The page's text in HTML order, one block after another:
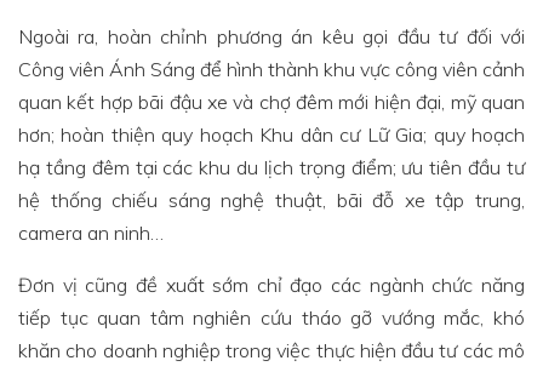
Ngoài ra, hoàn chỉnh phương án kêu gọi đầu tư đối với
Công viên Ánh Sáng để hình thành khu vực công viên cảnh
quan kết hợp bãi đậu xe và chợ đêm mới hiện đại, mỹ quan
hơn; hoàn thiện quy hoạch Khu dân cư Lữ Gia; quy hoạch
hạ tầng đêm tại các khu du lịch trọng điểm; ưu tiên đầu tư
hệ thống chiếu sáng nghệ thuật, bãi đỗ xe tập trung,
camera an ninh…
Đơn vị cũng đề xuất sớm chỉ đạo các ngành chức năng
tiếp tục quan tâm nghiên cứu tháo gỡ vướng mắc, khó
khăn cho doanh nghiệp trong việc thực hiện đầu tư các mô